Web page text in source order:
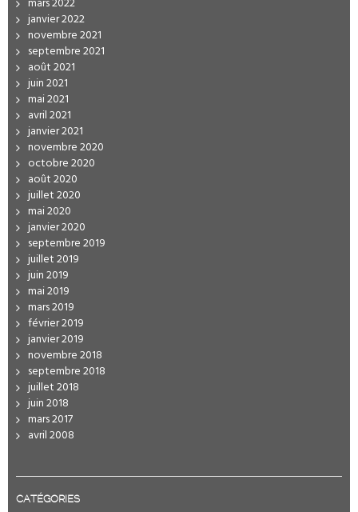
janvier 2022
novembre 2021
septembre 2021
août 2021
juin 2021
mai 2021
avril 2021
janvier 2021
novembre 2020
octobre 2020
août 2020
juillet 2020
mai 2020
janvier 2020
septembre 2019
juillet 2019
juin 2019
mai 2019
mars 2019
février 2019
janvier 2019
novembre 2018
septembre 2018
juillet 2018
juin 2018
mars 2017
avril 2008
CATÉGORIES